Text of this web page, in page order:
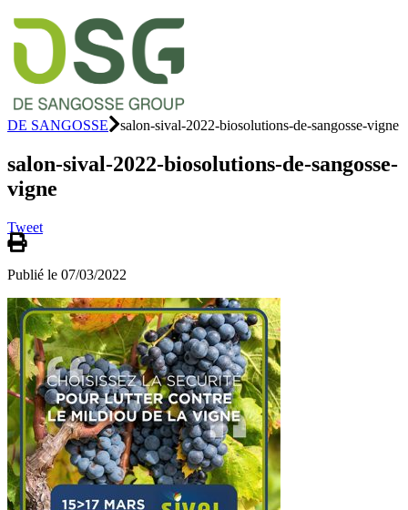
DE SANGOSSE salon-sival-2022-biosolutions-de-sangosse-vigne
salon-sival-2022-biosolutions-de-sangosse-
vigne
Tweet
Publié le 07/03/2022